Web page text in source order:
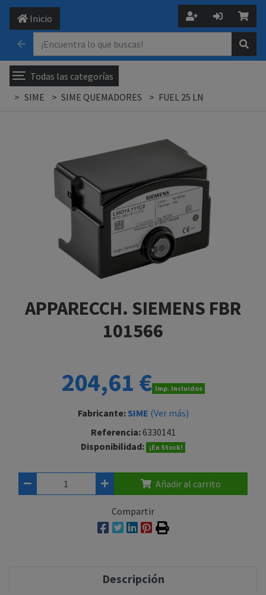
Inicio
Todas las categorías
SIME
SIME QUEMADORES FUEL 25 LN
APPARECCH. SIEMENS FBR
101566
204,61 € Imp. Incluidos
Fabricante: SIME (Ver más)
Referencia:6330141
Disponibilidad:
¡En Stock!
Añadir al carrito
Compartir
Descripción